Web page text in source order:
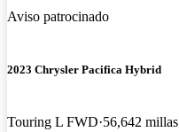
Aviso patrocinado
2023 Chrysler Pacifica Hybrid
Touring L FWD 56,642 millas